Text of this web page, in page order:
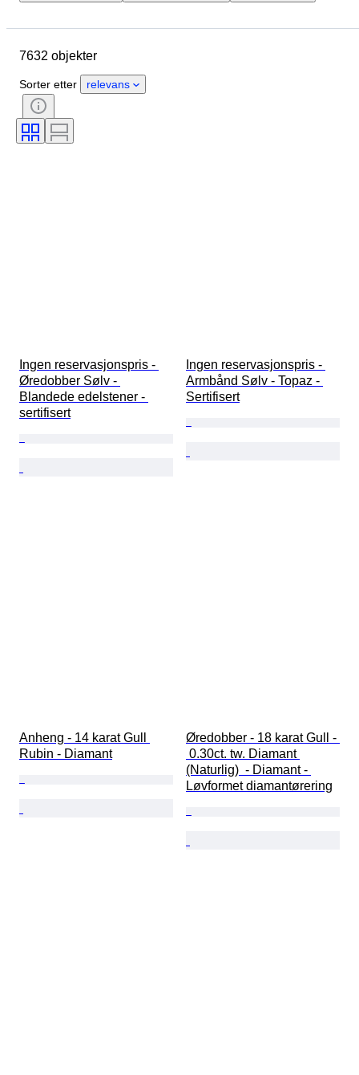
Kjønn
Sertifisering
Snitt
Klarhet
Eksakt farge
Diamant type
7632 objekter
Sorter etter relevans
Ingen reservasjonspris -
Øredobber Sølv -
Blandede edelstener -
sertifisert
Ingen reservasjonspris -
Armbånd Sølv - Topaz -
Sertifisert
Anheng - 14 karat Gull
Rubin - Diamant
Øredobber - 18 karat Gull -
0.30ct. tw. Diamant
(Naturlig)  - Diamant -
Løvformet diamantørering